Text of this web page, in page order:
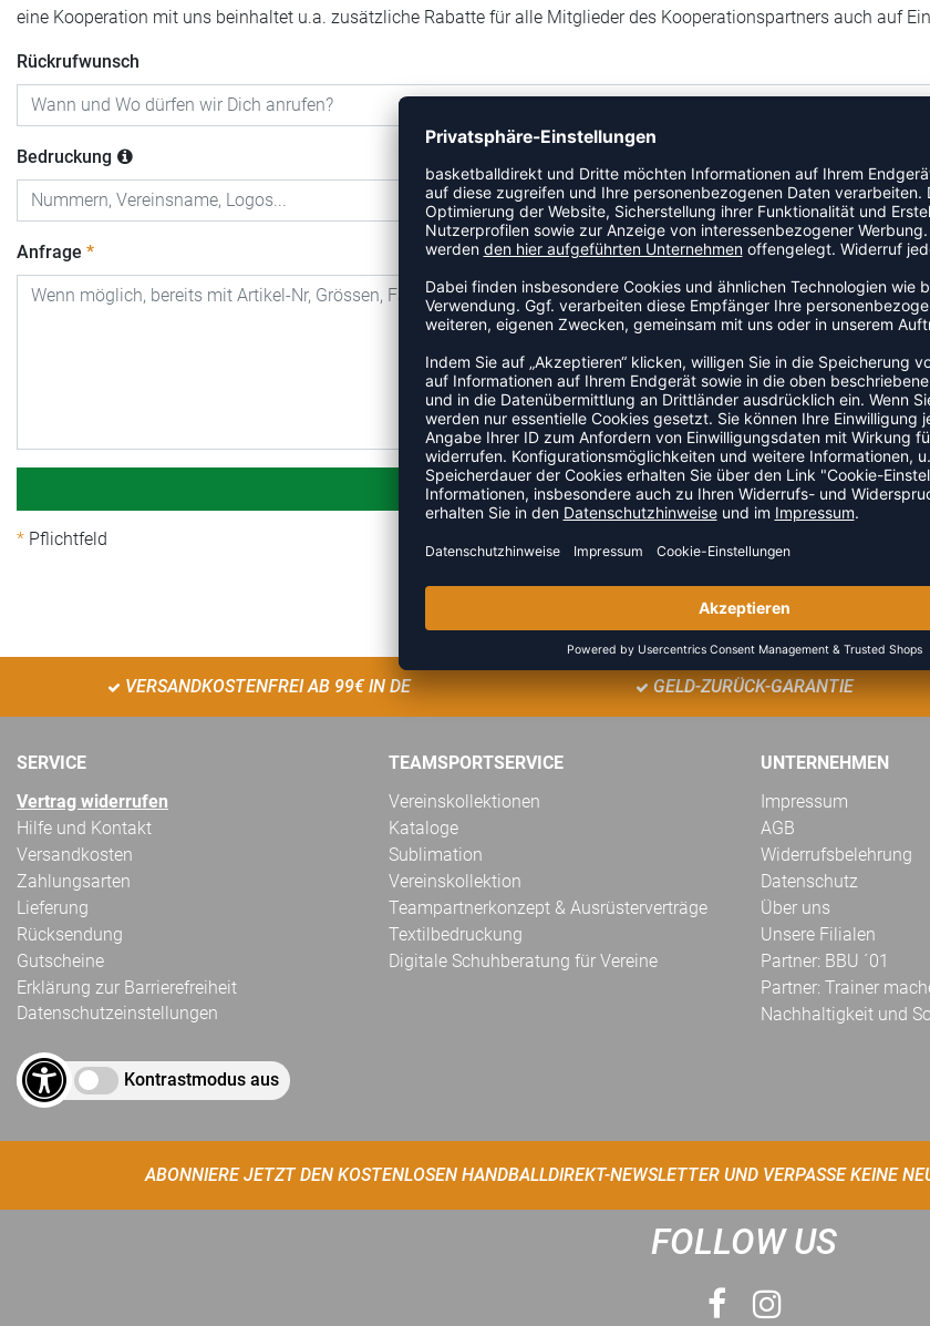
eine Kooperation mit uns beinhaltet u.a. zusätzliche Rabatte für alle Mitglieder des Kooperationspartners auch auf
Rückrufwunsch
Bedruckung
Anfrage
TEAMANFRAGE SENDEN
Pflichtfeld
VERSANDKOSTENFREI AB 99€ IN DE GELD-ZURÜCK-GARANTIE
SERVICE
Vertrag widerrufen
Hilfe und Kontakt
Versandkosten
Zahlungsarten
Lieferung
Rücksendung
Gutscheine
Erklärung zur Barrierefreiheit
Datenschutzeinstellungen
Kontrastmodus aus
TEAMSPORTSERVICE
Vereinskollektionen
Kataloge
Sublimation
Vereinskollektion
Teampartnerkonzept & Ausrüsterverträge
Textilbedruckung
Digitale Schuhberatung für Vereine
UNTERNEHMEN
Impressum
AGB
Widerrufsbelehrung
Datenschutz
Über uns
Unsere Filialen
Partner: BBU ´01
Partner: Trainer
Nachhaltigkeit und
ABONNIERE JETZT DEN KOSTENLOSEN HANDBALLDIREKT-NEWSLETTER UND VERPASSE KEINE
FOLLOW US